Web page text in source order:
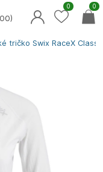
tričko Swix RaceX
0
0